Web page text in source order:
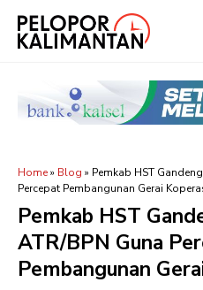
Home» Blog » Pemkab HST
Percepat Pembangunan Gerai
Pemkab HST
ATR/BPN Guna
Pembangunan